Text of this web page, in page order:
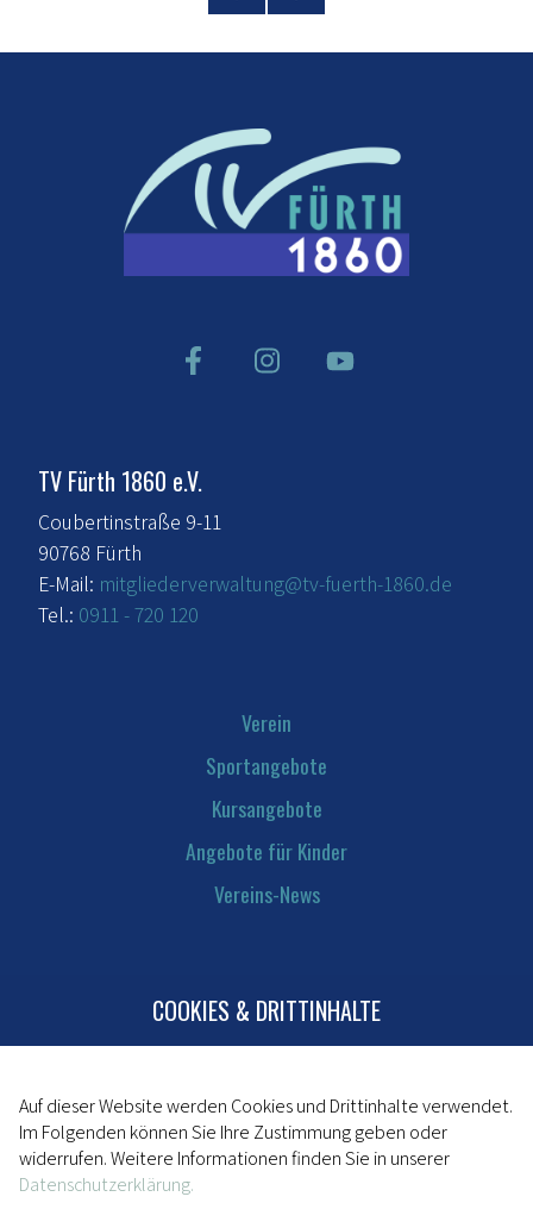
TV Fürth 1860 e.V.
Coubertinstraße 9-11
90768 Fürth
E-Mail: mitgliederverwaltung@tv-fuerth-1860.de
Tel.: 0911 - 720 120
Verein
Sportangebote
Kursangebote
Angebote für Kinder
Vereins-News
Kontakt
Mitglied werden
Impressum
Datenschutz
COOKIES & DRITTINHALTE
Auf dieser Website werden Cookies und Drittinhalte verwendet.
Im Folgenden können Sie Ihre Zustimmung geben oder
widerrufen. Weitere Informationen finden Sie in unserer
Datenschutzerklärung.